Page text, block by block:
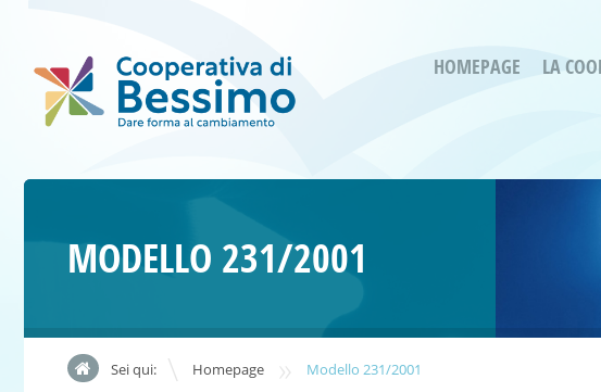
HOMEPAGE LA
MODELLO 231/2001
Sei qui: Homepage » Modello 231/2001